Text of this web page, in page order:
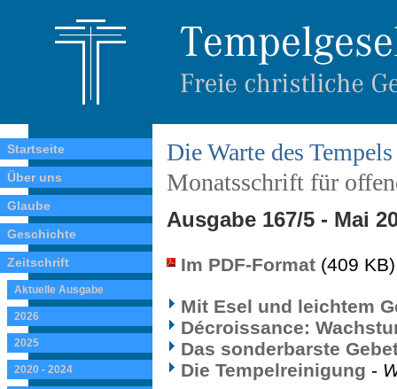
Startseite
Über uns
Glaube
Geschichte
Zeitschrift
Aktuelle Ausgabe
2026
2025
2020 - 2024
Die Warte des Tempels
Monatsschrift für
Ausgabe 167/5 - Mai
Im PDF-Format (409 KB)
Mit Esel und leichtem
Décroissance:
Das sonderbarste
Die Tempelreinigung -